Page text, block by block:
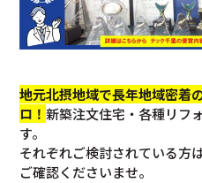
地元北摂地域で長年地域密着
ロ！新築注文住宅・各種リフ
す。
それぞれご検討されている方
ご確認くださいませ。